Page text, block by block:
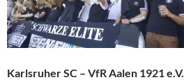
Karlsruher SC – VfR Aalen 1921 e.V.